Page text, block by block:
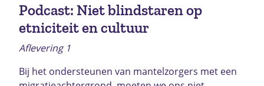
Podcast: Niet blindstaren op
etniciteit en cultuur
Aflevering 1
Bij het ondersteunen van mantelzorgers met een